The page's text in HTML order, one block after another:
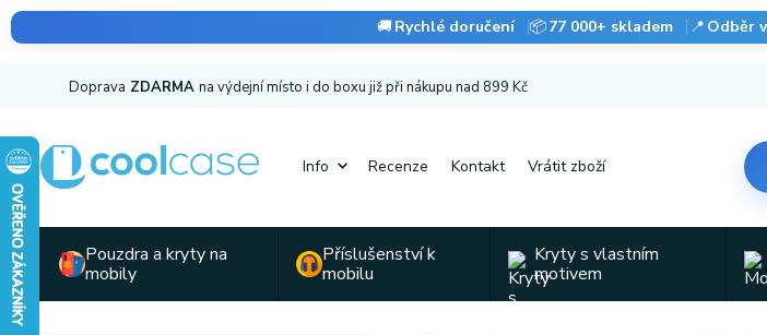
🚚Rychlé doručení 📦77 000+ skladem 📍 Odběr
Doprava ZDARMA na výdejní místo i do boxu již při nákupu nad 899 Kč
Info Recenze Kontakt Vrátit zboží
Pouzdra a kryty na
mobily
Příslušenství k
mobilu
Kryty s vlastním
motivem